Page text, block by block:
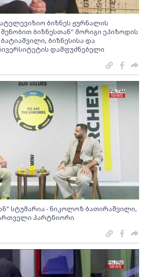
ბიზნეს ჟურნალის
ბიზნესთან" მორიგი ეპიზოდის
ბიზნესისა და
დამფუძნებელი
სტუმარია - ნიკოლოზ ბათირაშვილი,
პარტნიორი